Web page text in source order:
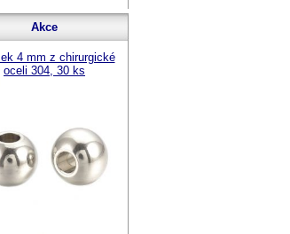
Akce
4 mm z chirurgické
oceli 304, 30 ks